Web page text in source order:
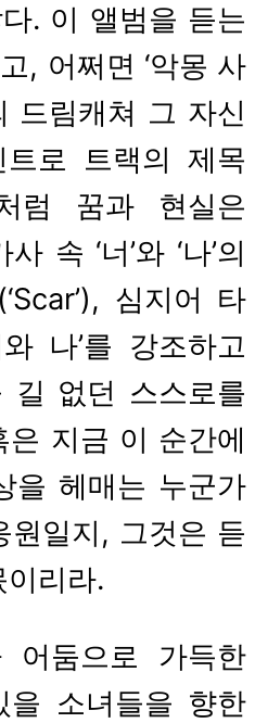
. 이 앨범을 듣는
, 어쩌면 ‘악몽 사
드림캐쳐 그 자신
로 트랙의 제목
럼 꿈과 현실은
속 ‘너’와 ‘나’의
심지어 타
나’를 강조하고
길 없던 스스로를
지금 이 순간에
을 헤매는 누군가
원일지, 그것은 듣
리라.
어둠으로 가득한
을 소녀들을 향한